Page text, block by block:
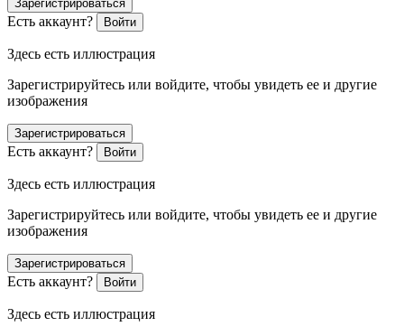
Зарегистрироваться
Есть аккаунт? Войти
Здесь есть иллюстрация
Зарегистрируйтесь или войдите, чтобы увидеть ее и другие
изображения
Зарегистрироваться
Есть аккаунт? Войти
Здесь есть иллюстрация
Зарегистрируйтесь или войдите, чтобы увидеть ее и другие
изображения
Зарегистрироваться
Есть аккаунт? Войти
Здесь есть иллюстрация